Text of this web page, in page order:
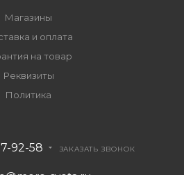
Магазины
и оплата
на товар
Реквизиты
Политика
92-58 ЗАКАЗАТЬ ЗВОНОК